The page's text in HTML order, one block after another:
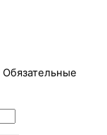
Обязательные